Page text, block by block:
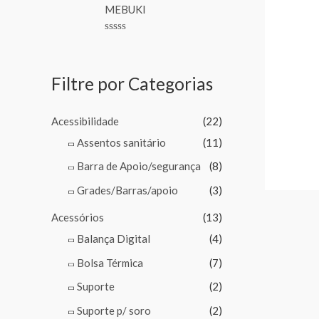
o
t
MEBUKI
d
t
o
f
Filtre por Categorias
Acessibilidade
(22)
Assentos sanitário
(11)
Barra de Apoio/segurança
(8)
Grades/Barras/apoio
(3)
Acessórios
(13)
Balança Digital
(4)
Bolsa Térmica
(7)
Suporte
(2)
Suporte p/ soro
(2)